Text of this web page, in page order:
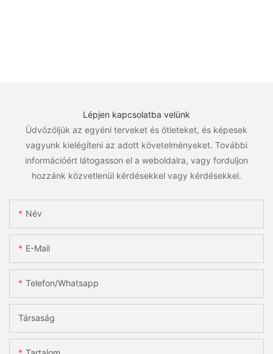
Lépjen kapcsolatba velünk
Üdvözöljük az egyéni terveket és ötleteket, és képesek
vagyunk kielégíteni az adott követelményeket. További
információért látogasson el a weboldalra, vagy forduljon
hozzánk közvetlenül kérdésekkel vagy kérdésekkel.
Név
E-Mail
Telefon/whatsapp
Társaság